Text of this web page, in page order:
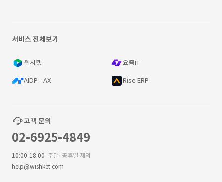
서비스 전체보기
위시켓 요즘IT
AIDP - AX Rise ERP
고객 문의
02-6925-4849
10:00-18:00 주말·공휴일 제외
help@wishket.com